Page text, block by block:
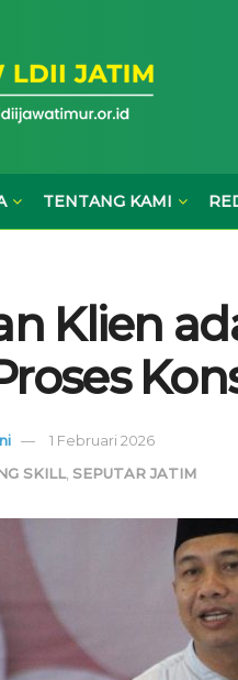
TENTANG KAMI
Klien
1 Februari 2026
SKILL, SEPUTAR JATIM